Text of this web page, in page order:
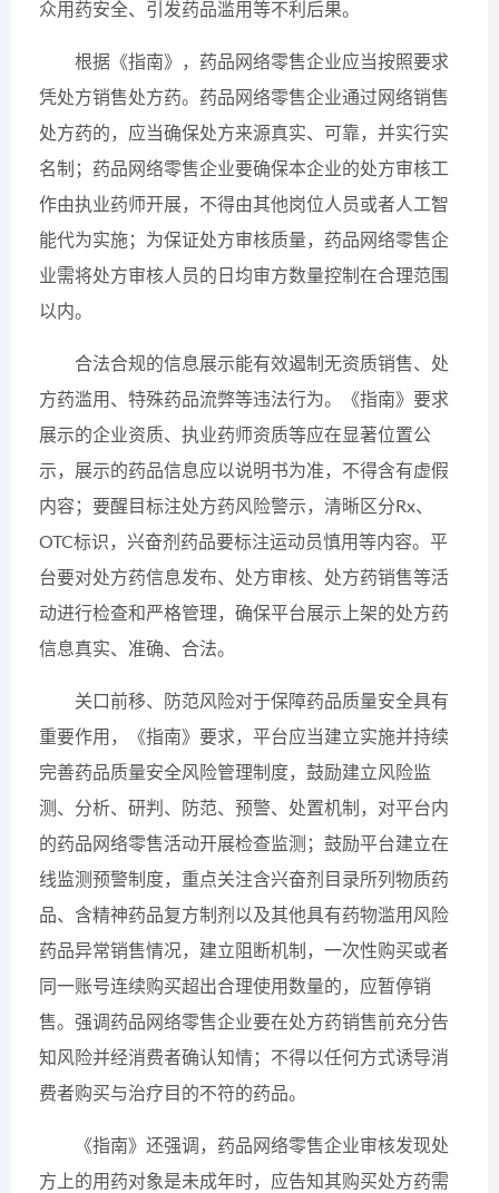
众用药安全、引发药品滥用等不利后果。
根据《指南》，药品网络零售企业应当按照要求
凭处方销售处方药。药品网络零售企业通过网络销售
处方药的，应当确保处方来源真实、可靠，并实行实
名制；药品网络零售企业要确保本企业的处方审核工
作由执业药师开展，不得由其他岗位人员或者人工智
能代为实施；为保证处方审核质量，药品网络零售企
业需将处方审核人员的日均审方数量控制在合理范围
以内。
合法合规的信息展示能有效遏制无资质销售、处
方药滥用、特殊药品流弊等违法行为。《指南》要求
展示的企业资质、执业药师资质等应在显著位置公
示，展示的药品信息应以说明书为准，不得含有虚假
内容；要醒目标注处方药风险警示，清晰区分Rx、
OTC标识，兴奋剂药品要标注运动员慎用等内容。平
台要对处方药信息发布、处方审核、处方药销售等活
动进行检查和严格管理，确保平台展示上架的处方药
信息真实、准确、合法。
关口前移、防范风险对于保障药品质量安全具有
重要作用，《指南》要求，平台应当建立实施并持续
完善药品质量安全风险管理制度，鼓励建立风险监
测、分析、研判、防范、预警、处置机制，对平台内
的药品网络零售活动开展检查监测；鼓励平台建立在
线监测预警制度，重点关注含兴奋剂目录所列物质药
品、含精神药品复方制剂以及其他具有药物滥用风险
药品异常销售情况，建立阻断机制，一次性购买或者
同一账号连续购买超出合理使用数量的，应暂停销
售。强调药品网络零售企业要在处方药销售前充分告
知风险并经消费者确认知情；不得以任何方式诱导消
费者购买与治疗目的不符的药品。
《指南》还强调，药品网络零售企业审核发现处
方上的用药对象是未成年时，应告知其购买处方药需